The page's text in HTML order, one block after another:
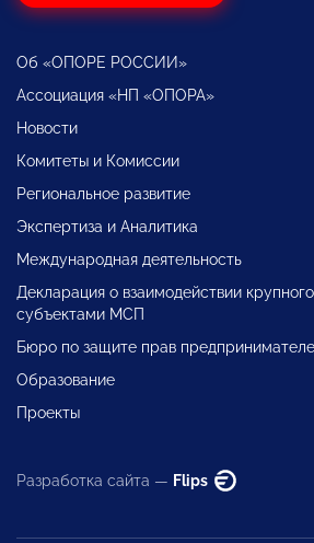
Об «ОПОРЕ РОССИИ»
Ассоциация «НП «ОПОРА»
Новости
Комитеты и Комиссии
Региональное развитие
Экспертиза и Аналитика
Международная деятельность
Декларация о взаимодействии
субъектами МСП
Бюро по защите прав
Образование
Проекты
Разработка сайта — Flips